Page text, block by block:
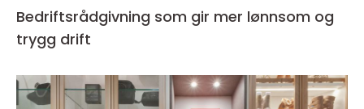
Bedriftsrådgivning som gir mer lønnsom og
trygg drift